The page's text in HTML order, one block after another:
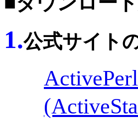
1.公式サイト